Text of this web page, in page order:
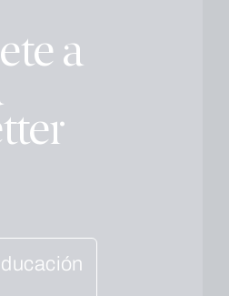
a